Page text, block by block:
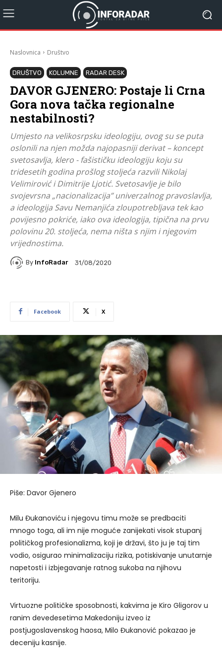
Naslovnica Društvo
DRUŠTVO KOLUMNE RADAR DESK
DAVOR GJENERO: Postaje li Crna
Gora nova tačka regionalne
nestabilnosti?
Umjesto na velikosrpsku ideologiju, ovog su se puta
oslonili na njen možda najopasniji derivat – koncept
svetosavlja, klero - fašističku ideologiju koju su
tridesetih godina prošlog stoljeća razvili Nikolaj
Velimirović i Dimitrije Ljotić. Svetosavlje je bilo
svojevrsna „nacionalizacija” univerzalnog pravoslavlja,
a ideologija Savu Nemanjića zloupotrebljava tek kao
povijesno pokriće, iako ova ideologija, tipična na prvu
polovinu 20. stoljeća, nema ništa s njim i njegovim
vrijednostima.
By InfoRadar 31/08/2020
Facebook X
Piše: Davor Gjenero
Milu Đukanoviću i njegovu timu može se predbaciti
mnogo toga, ali im nije moguće zanijekati visok stupanj
političkog profesionalizma, koji je državi, što ju je taj tim
vodio, osigurao minimalizaciju rizika, potiskivanje unutarnje
napetosti i izbjegavanje ratnog sukoba na njihovu
teritoriju.
Virtuozne političke sposobnosti, kakvima je Kiro Gligorov u
ranim devedesetima Makedoniju izveo iz
postjugoslavenskog haosa, Milo Đukanović pokazao je
deceniju kasnije.